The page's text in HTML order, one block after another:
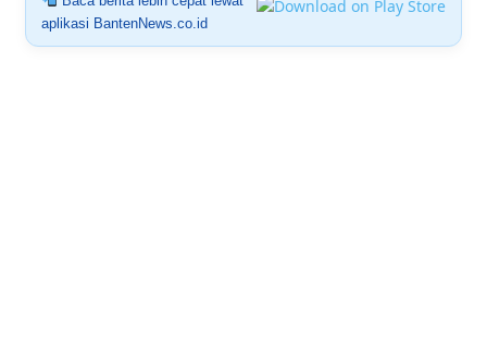
aplikasi BantenNews.co.id